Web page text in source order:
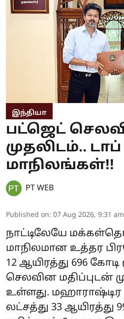
இந்தியா
பட்ஜெட்
முதலிடம்..
மாநிலங்கள்!!
PT WEB
Published on: 07 Aug 2026, 9:31 am
நாட்டிலேயே
மாநிலமான உத்தர
12 ஆயிரத்து 696
செலவின மதிப்புடன்
உள்ளது. மஹாராஷ்டிர
லட்சத்து 33 ஆயிரத்து